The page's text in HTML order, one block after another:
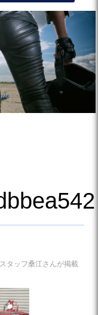
タッフ桑江さんが掲載